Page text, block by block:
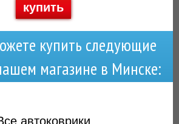
купить
купить следующие
магазине в Минске:
автоковрики